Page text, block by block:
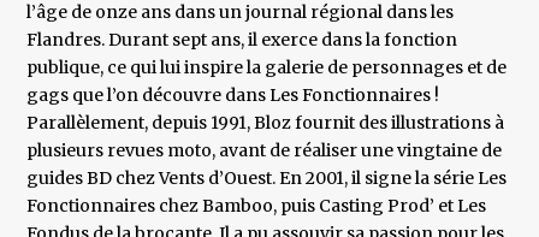
l’âge de onze ans dans un journal régional dans les
Flandres. Durant sept ans, il exerce dans la fonction
publique, ce qui lui inspire la galerie de personnages et de
gags que l’on découvre dans Les Fonctionnaires !
Parallèlement, depuis 1991, Bloz fournit des illustrations à
plusieurs revues moto, avant de réaliser une vingtaine de
guides BD chez Vents d’Ouest. En 2001, il signe la série Les
Fonctionnaires chez Bamboo, puis Casting Prod’ et Les